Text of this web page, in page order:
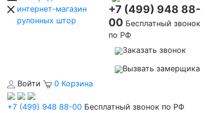
+7 (499) 948 88-
00 Бесплатный звонок
по РФ
Заказать звонок
Вызвать замерщика
Войти
0 Корзина
+7 (499) 948 88-00 Бесплатный звонок по РФ